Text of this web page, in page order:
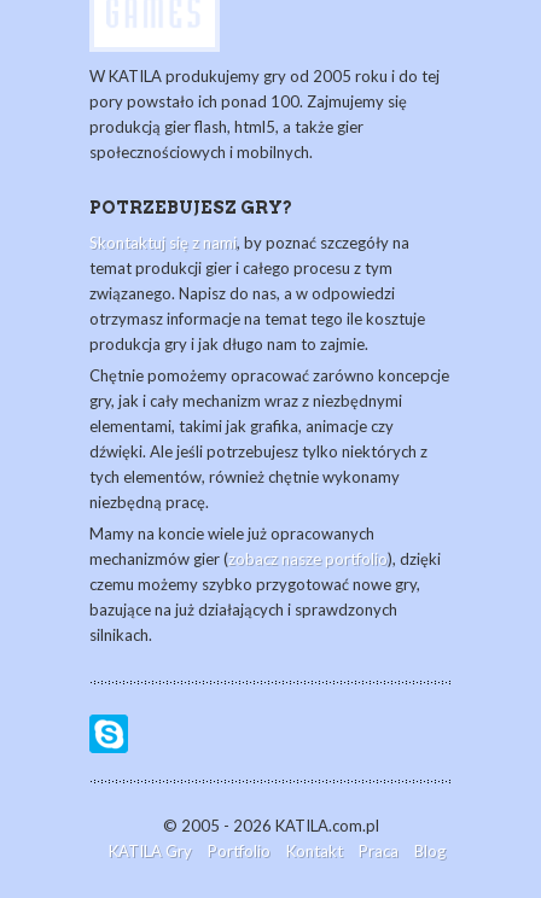
W KATILA produkujemy gry od 2005 roku i do tej
pory powstało ich ponad 100. Zajmujemy się
produkcją gier flash, html5, a także gier
społecznościowych i mobilnych.
POTRZEBUJESZ GRY?
Skontaktuj się z nami, by poznać szczegóły na
temat produkcji gier i całego procesu z tym
związanego. Napisz do nas, a w odpowiedzi
otrzymasz informacje na temat tego ile kosztuje
produkcja gry i jak długo nam to zajmie.
Chętnie pomożemy opracować zarówno koncepcje
gry, jak i cały mechanizm wraz z niezbędnymi
elementami, takimi jak grafika, animacje czy
dźwięki. Ale jeśli potrzebujesz tylko niektórych z
tych elementów, również chętnie wykonamy
niezbędną pracę.
Mamy na koncie wiele już opracowanych
mechanizmów gier (zobacz nasze portfolio), dzięki
czemu możemy szybko przygotować nowe gry,
bazujące na już działających i sprawdzonych
silnikach.
© 2005 - 2026 KATILA.com.pl
KATILA Gry
Portfolio Kontakt Praca Blog